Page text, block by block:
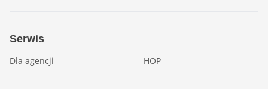
Serwis
Dla agencji HOP